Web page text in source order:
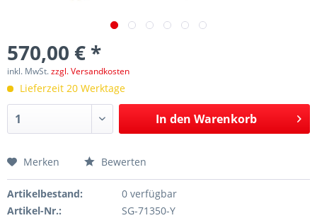
570,00 € *
inkl. MwSt.zzgl. Versandkosten
Lieferzeit 20 Werktage
In den Warenkorb
Merken Bewerten
Artikelbestand:
0 verfügbar
Artikel-Nr.:
SG-71350-Y